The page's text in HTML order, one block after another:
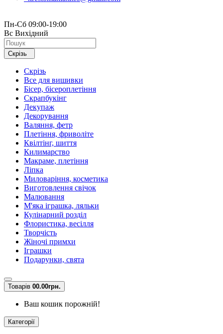
Пн-Сб 09:00-19:00
Вс Вихідний
Скрізь
Скрізь
Все для вишивки
Бісер, бісероплетіння
Скрапбукінг
Декупаж
Декорування
Валяння, фетр
Плетіння, фриволіте
Квілтінг, шиття
Килимарство
Макраме, плетіння
Ліпка
Миловаріння, косметика
Виготовлення свічок
Малювання
М'яка іграшка, ляльки
Кулінарний розділ
Флористика, весілля
Творчість
Жіночі примхи
Іграшки
Подарунки, свята
Товарів 00.00грн.
Ваш кошик порожній!
Категорії